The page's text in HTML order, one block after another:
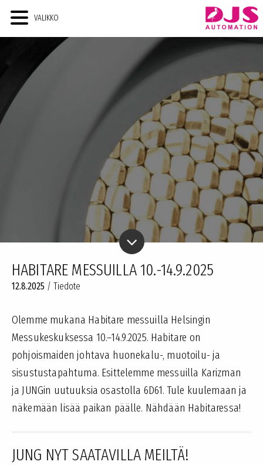
VALIKKO

HABITARE MESSUILLA 10.-14.9.2025
12.8.2025 / Tiedote
Olemme mukana Habitare messuilla Helsingin
Messukeskuksessa 10.–14.9.2025. Habitare on
pohjoismaiden johtava huonekalu-, muotoilu- ja
sisustustapahtuma. Esittelemme messuilla Karizman
ja JUNGin uutuuksia osastolla 6D61. Tule kuulemaan ja
näkemään lisää paikan päälle. Nähdään Habitaressa!
JUNG NYT SAATAVILLA MEILTÄ!